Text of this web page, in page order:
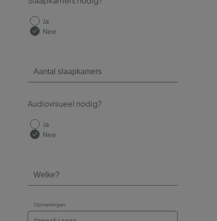
Ja
Nee
Audiovisueel nodig?
Ja
Nee
Opmerkingen